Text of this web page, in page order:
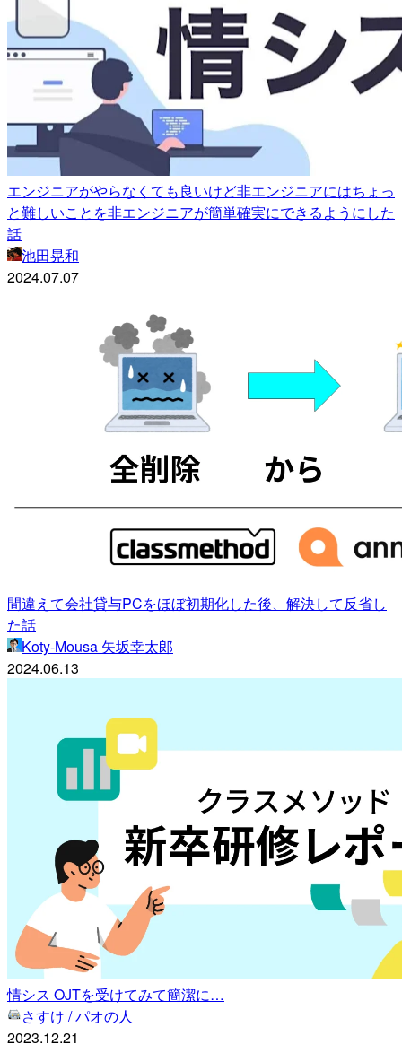
エンジニアがやらなくても良いけど非エンジニアにはちょっ
と難しいことを非エンジニアが簡単確実にできるようにした
話
池田晃和
2024.07.07
間違えて会社貸与PCをほぼ初期化した後、解決して反省し
た話
Koty-Mousa 矢坂幸太郎
2024.06.13
情シス OJTを受けてみて簡潔に…
さすけ / パオの人
2023.12.21